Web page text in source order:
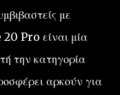
με
Pro είναι μία
την κατηγορία
αρκούν για